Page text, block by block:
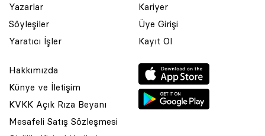
Yazarlar
Söyleşiler
Yaratıcı İşler
Kariyer
Üye Girişi
Kayıt Ol
Hakkımızda
Künye ve İletişim
KVKK Açık Rıza Beyanı
Mesafeli Satış Sözleşmesi